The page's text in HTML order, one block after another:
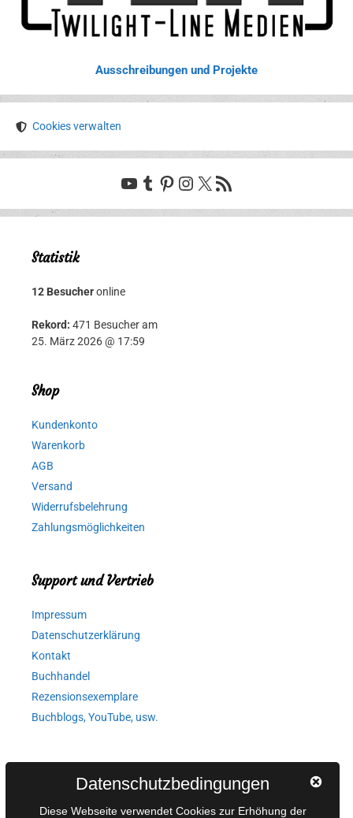
Ausschreibungen und Projekte
Cookies verwalten
YouTube
Tumblr
Pinterest
Instagram
X RSS-Feed
Statistik
12 Besucheronline
Rekord: 471 Besucher am
25. März 2026 @ 17:59
Shop
Kundenkonto
Warenkorb
AGB
Versand
Widerrufsbelehrung
Zahlungsmöglichkeiten
Support und Vertrieb
Impressum
Datenschutzerklärung
Kontakt
Buchhandel
Rezensionsexemplare
Buchblogs, YouTube, usw.
AGB für Medienprojekte
Datenschutzbedingungen
Diese Webseite verwendet Cookies zur Erhöhung der